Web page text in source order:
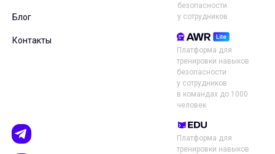
Контакты
Блог
Платформа для
тренировки навыков
Платформа для
тренировки навыков
безопасности
у сотрудников
в командах до 1000
человек
безопасности
у сотрудников